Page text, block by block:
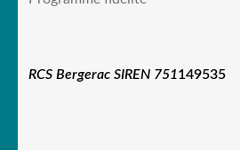
RCS Bergerac SIREN 751149535